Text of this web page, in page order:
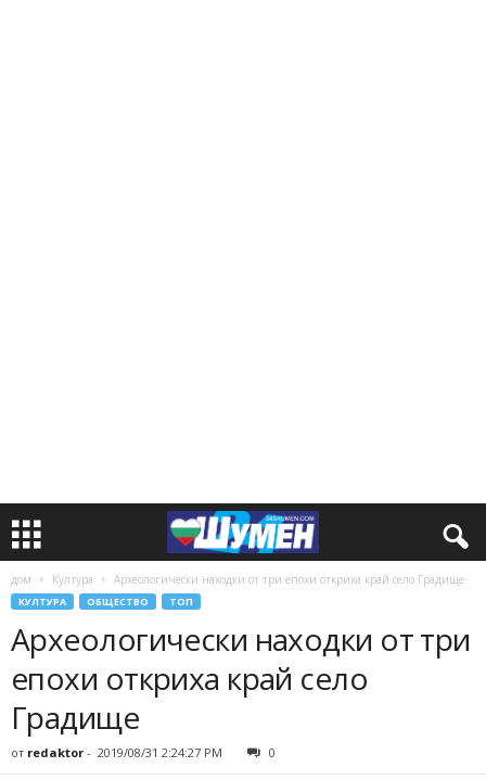
дом Култура Археологически находки от три епохи откриха край село Градище
КУЛТУРА ОБЩЕСТВО ТОП
Археологически находки от три
епохи откриха край село
Градище
от redaktor - 2019/08/31 2:24:27 PM 0